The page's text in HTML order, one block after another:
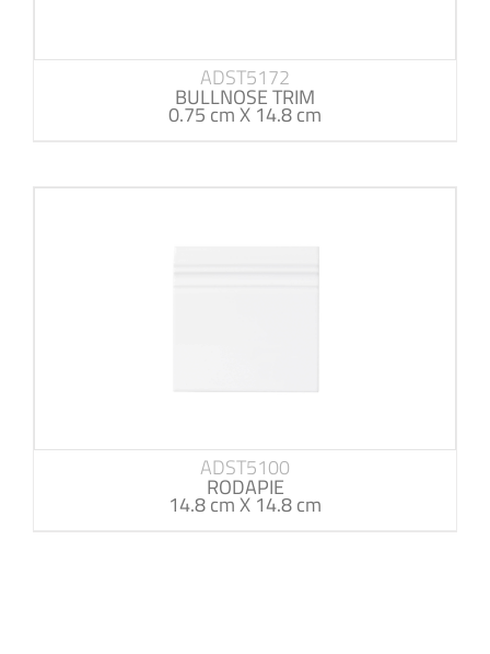
ADST5172
BULLNOSE TRIM
0.75 cm X 14.8 cm
ADST5100
RODAPIE
14.8 cm X 14.8 cm